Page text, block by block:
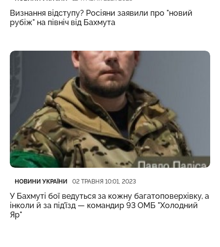
Визнання відступу? Росіяни заявили про "новий
рубіж" на північ від Бахмута
Категорія
НОВИНИ УКРАЇНИ
Дата публікації 02 ТРАВНЯ 10:01, 2023
У Бахмуті бої ведуться за кожну багатоповерхівку, а
інколи й за під'їзд — командир 93 ОМБ "Холодний
Яр"